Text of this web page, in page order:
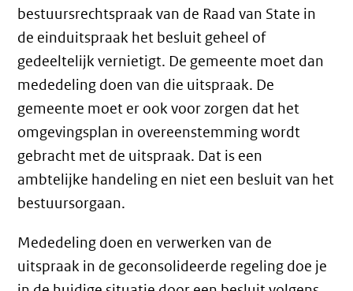
bestuursrechtspraak van de Raad van State in
de einduitspraak het besluit geheel of
gedeeltelijk vernietigt. De gemeente moet dan
mededeling doen van die uitspraak. De
gemeente moet er ook voor zorgen dat het
omgevingsplan in overeenstemming wordt
gebracht met de uitspraak. Dat is een
ambtelijke handeling en niet een besluit van het
bestuursorgaan.
Mededeling doen en verwerken van de
uitspraak in de geconsolideerde regeling doe je